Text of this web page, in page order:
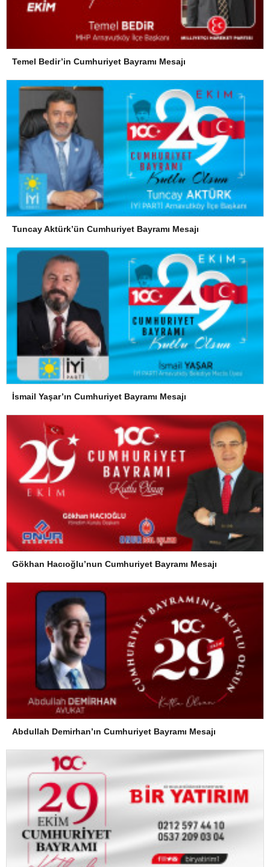
Temel Bedir’in Cumhuriyet Bayramı Mesajı
Tuncay Aktürk’ün Cumhuriyet Bayramı Mesajı
İsmail Yaşar’ın Cumhuriyet Bayramı Mesajı
Gökhan Hacıoğlu’nun Cumhuriyet Bayramı Mesajı
Abdullah Demirhan’ın Cumhuriyet Bayramı Mesajı